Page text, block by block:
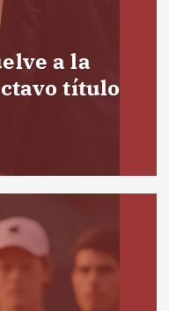
a la
título